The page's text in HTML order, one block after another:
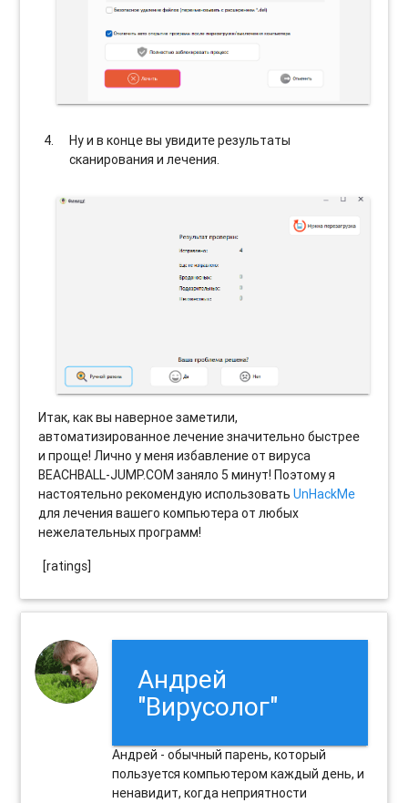
Ну и в конце вы увидите результаты
сканирования и лечения.
Итак, как вы наверное заметили,
автоматизированное лечение значительно быстрее
и проще! Лично у меня избавление от вируса
BEACHBALL-JUMP.COM заняло 5 минут! Поэтому я
настоятельно рекомендую использоватьUnHackMe
для лечения вашего компьютера от любых
нежелательных программ!
[ratings]
Андрей
"Вирусолог"
Андрей - обычный парень, который
пользуется компьютером каждый день, и
ненавидит, когда неприятности